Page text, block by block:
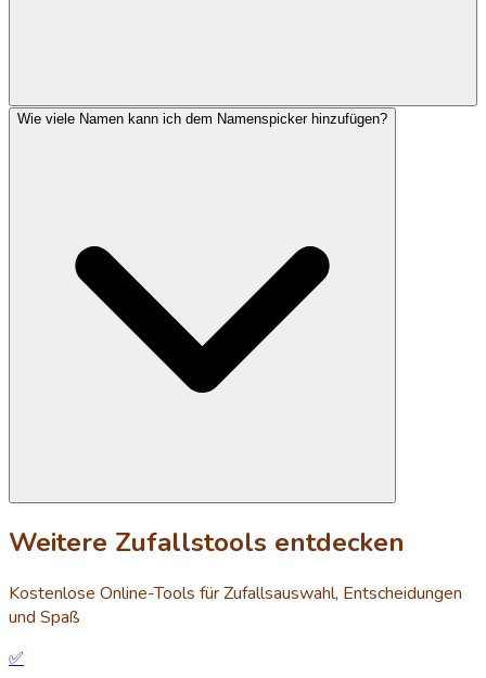
Wie viele Namen kann ich dem Namenspicker hinzufügen?
Weitere Zufallstools entdecken
Kostenlose Online-Tools für Zufallsauswahl, Entscheidungen
und Spaß
✅